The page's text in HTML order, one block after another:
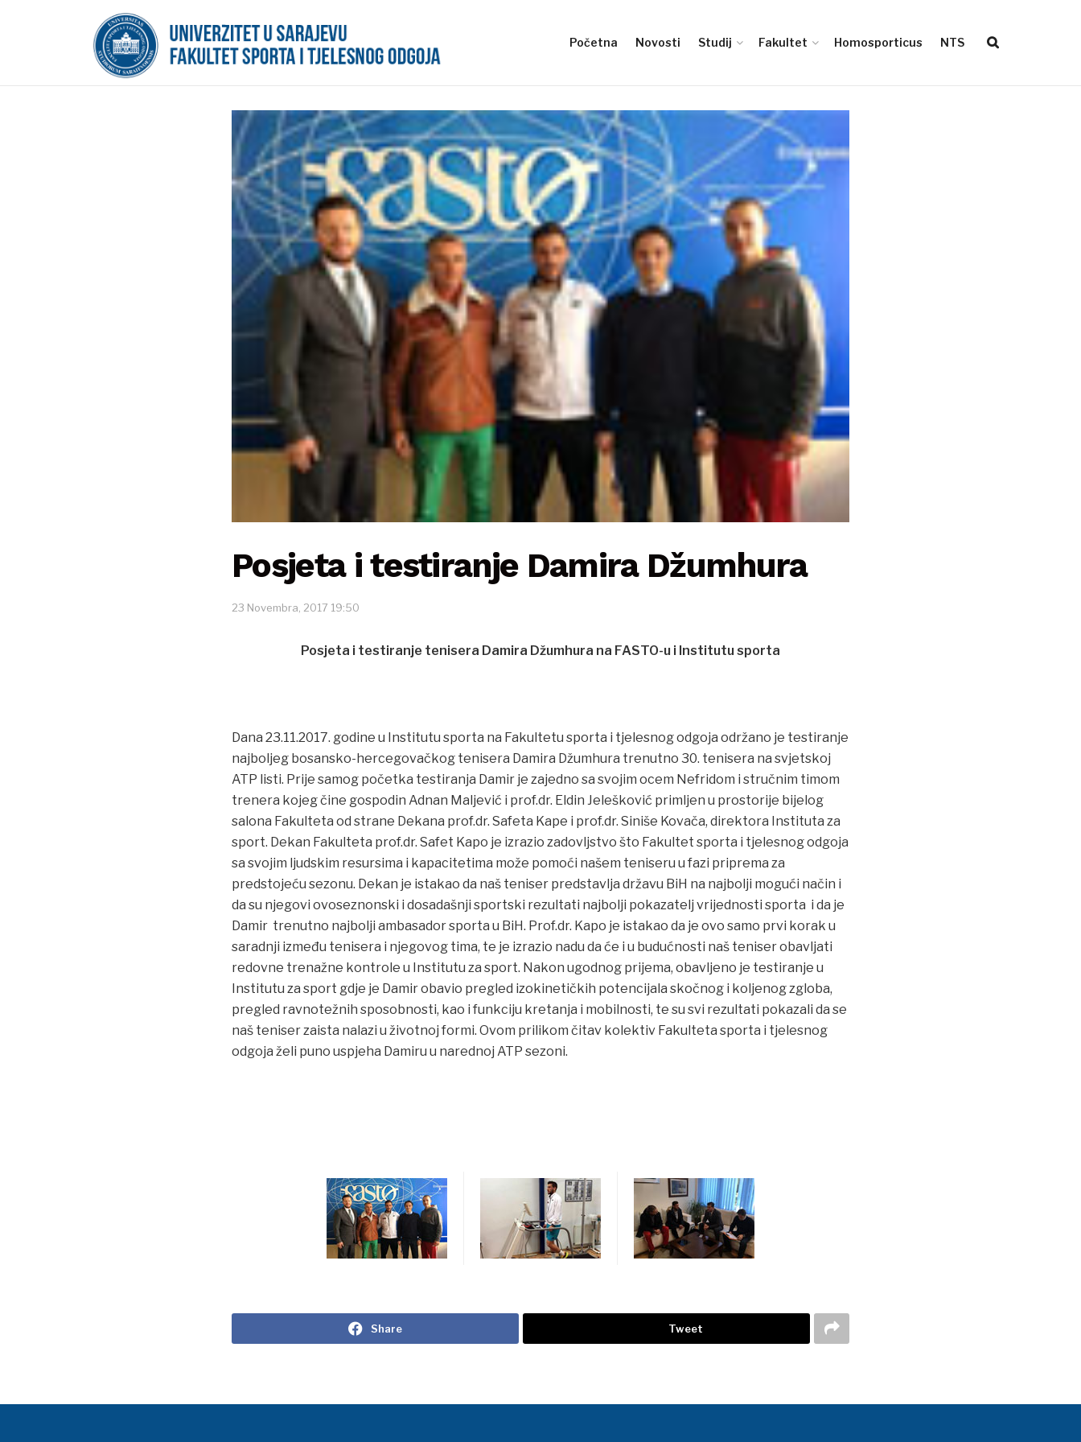
Početna Novosti Studij Fakultet Homosporticus NTS
Posjeta i testiranje Damira Džumhura
23 Novembra, 2017 19:50
Posjeta i testiranje tenisera Damira Džumhura na FASTO-u i Institutu sporta
Dana 23.11.2017. godine u Institutu sporta na Fakultetu sporta i tjelesnog odgoja održano je testiranje
najboljeg bosansko-hercegovačkog tenisera Damira Džumhura trenutno 30. tenisera na svjetskoj
ATP listi. Prije samog početka testiranja Damir je zajedno sa svojim ocem Nefridom i stručnim timom
trenera kojeg čine gospodin Adnan Maljević i prof.dr. Eldin Jelešković primljen u prostorije bijelog
salona Fakulteta od strane Dekana prof.dr. Safeta Kape i prof.dr. Siniše Kovača, direktora Instituta za
sport. Dekan Fakulteta prof.dr. Safet Kapo je izrazio zadovljstvo što Fakultet sporta i tjelesnog odgoja
sa svojim ljudskim resursima i kapacitetima može pomoći našem teniseru u fazi priprema za
predstojeću sezonu. Dekan je istakao da naš teniser predstavlja državu BiH na najbolji mogući način i
da su njegovi ovoseznonski i dosadašnji sportski rezultati najbolji pokazatelj vrijednosti sporta i da je
Damir trenutno najbolji ambasador sporta u BiH. Prof.dr. Kapo je istakao da je ovo samo prvi korak u
saradnji između tenisera i njegovog tima, te je izrazio nadu da će i u budućnosti naš teniser obavljati
redovne trenažne kontrole u Institutu za sport. Nakon ugodnog prijema, obavljeno je testiranje u
Institutu za sport gdje je Damir obavio pregled izokinetičkih potencijala skočnog i koljenog zgloba,
pregled ravnotežnih sposobnosti, kao i funkciju kretanja i mobilnosti, te su svi rezultati pokazali da se
naš teniser zaista nalazi u životnoj formi. Ovom prilikom čitav kolektiv Fakulteta sporta i tjelesnog
odgoja želi puno uspjeha Damiru u narednoj ATP sezoni.
Share Tweet